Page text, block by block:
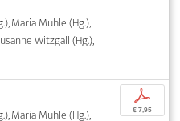
Maria Muhle (Hg.),
Witzgall (Hg.),
Maria Muhle (Hg.),
p
€ 7,95